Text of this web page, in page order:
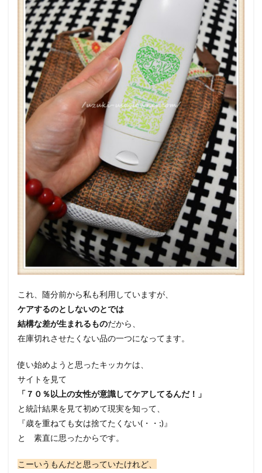
これ、随分前から私も利用していますが、
ケアするのとしないのとでは
結構な差が生まれるものだから、
在庫切れさせたくない品の一つになってます。
使い始めようと思ったキッカケは、
サイトを見て
「７０％以上の女性が意識してケアしてるんだ！」
と統計結果を見て初めて現実を知って、
『歳を重ねても女は捨てたくない(・・;)』
と 素直に思ったからです。
こーいうもんだと思っていたけれど、